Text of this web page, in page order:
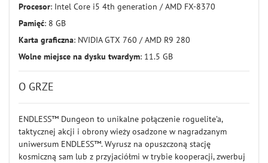
Procesor: Intel Core i5 4th generation / AMD FX-8370
Pamięć: 8 GB
Karta graficzna: NVIDIA GTX 760 / AMD R9 280
Wolne miejsce na dysku twardym: 11.5 GB
O GRZE
ENDLESS™ Dungeon to unikalne połączenie roguelite’a,
taktycznej akcji i obrony wieży osadzone w nagradzanym
uniwersum ENDLESS™. Wyrusz na opuszczoną stację
kosmiczną sam lub z przyjaciółmi w trybie kooperacji, zwerbuj